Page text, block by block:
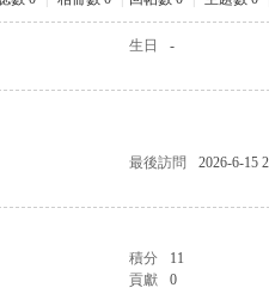
生日
-
最後訪問
2026-6-15
積分
11
貢獻 0